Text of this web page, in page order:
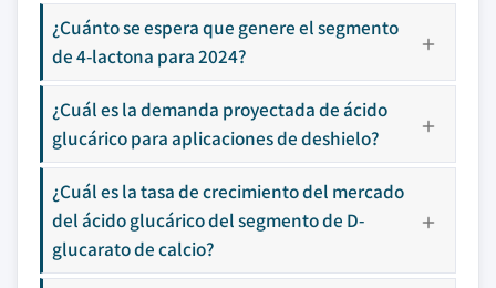
¿Cuánto se espera que genere el segmento
de 4-lactona para 2024?
¿Cuál es la demanda proyectada de ácido
glucárico para aplicaciones de deshielo?
¿Cuál es la tasa de crecimiento del mercado
del ácido glucárico del segmento de D-
glucarato de calcio?